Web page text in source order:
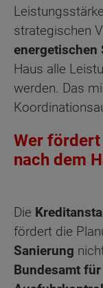
strategischen
energetischen
Haus alle
werden. Das
Wer
nach dem
Die
fördert die
Sanierung
Bundesamt